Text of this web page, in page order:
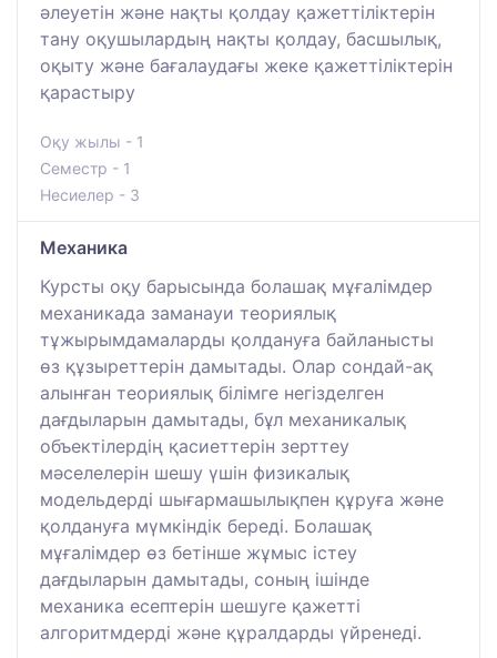
әлеуетін және нақты қолдау қажеттіліктерін
тану оқушылардың нақты қолдау, басшылық,
оқыту және бағалаудағы жеке қажеттіліктерін
қарастыру
Оқу жылы - 1
Семестр - 1
Несиелер - 3
Механика
Курсты оқу барысында болашақ мұғалімдер
механикада заманауи теориялық
тұжырымдамаларды қолдануға байланысты
өз құзыреттерін дамытады. Олар сондай-ақ
алынған теориялық білімге негізделген
дағдыларын дамытады, бұл механикалық
объектілердің қасиеттерін зерттеу
мәселелерін шешу үшін физикалық
модельдерді шығармашылықпен құруға және
қолдануға мүмкіндік береді. Болашақ
мұғалімдер өз бетінше жұмыс істеу
дағдыларын дамытады, соның ішінде
механика есептерін шешуге қажетті
алгоритмдерді және құралдарды үйренеді.